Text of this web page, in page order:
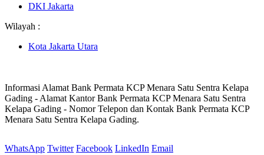
DKI Jakarta
Wilayah :
Kota Jakarta Utara
Informasi Alamat Bank Permata KCP Menara Satu Sentra Kelapa
Gading - Alamat Kantor Bank Permata KCP Menara Satu Sentra
Kelapa Gading - Nomor Telepon dan Kontak Bank Permata KCP
Menara Satu Sentra Kelapa Gading.
WhatsApp Twitter Facebook LinkedIn Email